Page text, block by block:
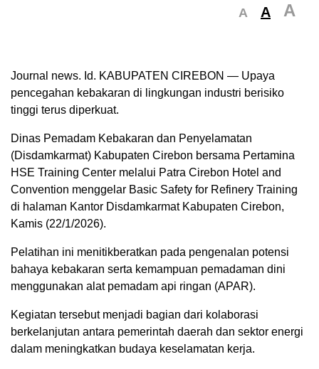
A A A
Journal news. Id. KABUPATEN CIREBON — Upaya
pencegahan kebakaran di lingkungan industri berisiko
tinggi terus diperkuat.
Dinas Pemadam Kebakaran dan Penyelamatan
(Disdamkarmat) Kabupaten Cirebon bersama Pertamina
HSE Training Center melalui Patra Cirebon Hotel and
Convention menggelar Basic Safety for Refinery Training
di halaman Kantor Disdamkarmat Kabupaten Cirebon,
Kamis (22/1/2026).
Pelatihan ini menitikberatkan pada pengenalan potensi
bahaya kebakaran serta kemampuan pemadaman dini
menggunakan alat pemadam api ringan (APAR).
Kegiatan tersebut menjadi bagian dari kolaborasi
berkelanjutan antara pemerintah daerah dan sektor energi
dalam meningkatkan budaya keselamatan kerja.